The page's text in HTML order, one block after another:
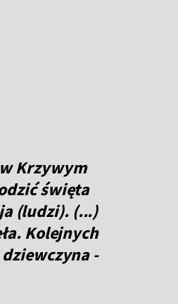
Krzywym
święta
(ludzi). (...)
Kolejnych
-